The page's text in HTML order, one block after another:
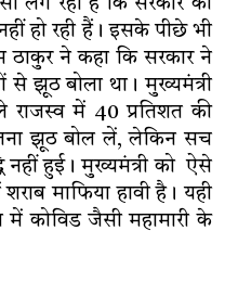
लग रहा है कि सरकार की
हो रही हैं। इसके पीछे भी
ठाकुर ने कहा कि सरकार ने
झूठ बोला था। मुख्यमंत्री
में 40 प्रतिशत की
झूठ बोल लें, लेकिन सच
नहीं हुई। मुख्यमंत्री को ऐसे
माफिया हावी है। यही
कोविड जैसी महामारी के